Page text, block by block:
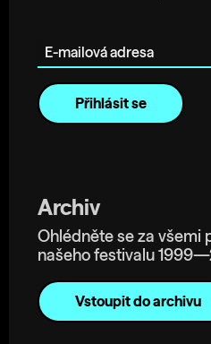
Archiv
Ohlédněte se za všemi
našeho festivalu
Vstoupit do archivu